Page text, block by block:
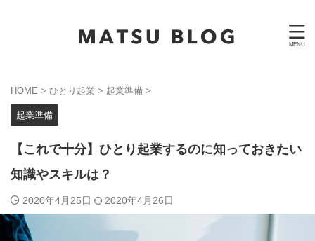
HOME > ひとり起業 > 起業準備 >
起業準備
【これで十分】ひとり起業するのに知っておきたい
知識やスキルは？
2020年4月25日 2020年4月26日